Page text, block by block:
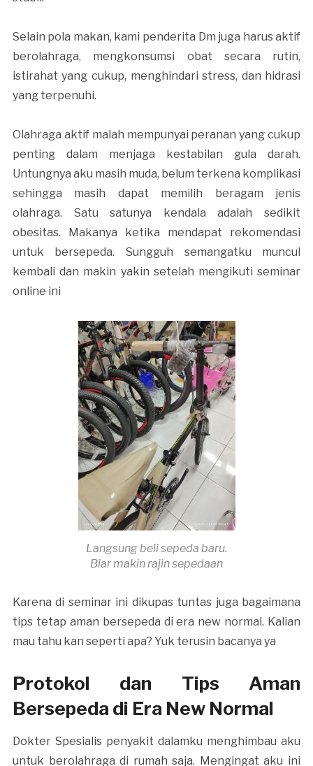
Selain pola makan, kami penderita Dm juga harus aktif
berolahraga, mengkonsumsi obat secara rutin,
istirahat yang cukup, menghindari stress, dan hidrasi
yang terpenuhi.
Olahraga aktif malah mempunyai peranan yang cukup
penting dalam menjaga kestabilan gula darah.
Untungnya aku masih muda, belum terkena komplikasi
sehingga masih dapat memilih beragam jenis
olahraga. Satu satunya kendala adalah sedikit
obesitas. Makanya ketika mendapat rekomendasi
untuk bersepeda. Sungguh semangatku muncul
kembali dan makin yakin setelah mengikuti seminar
online ini
Langsung beli sepeda baru.
Biar makin rajin sepedaan
Karena di seminar ini dikupas tuntas juga bagaimana
tips tetap aman bersepeda di era new normal. Kalian
mau tahu kan seperti apa? Yuk terusin bacanya ya
Protokol dan Tips Aman
Bersepeda di Era New Normal
Dokter Spesialis penyakit dalamku menghimbau aku
untuk berolahraga di rumah saja. Mengingat aku ini